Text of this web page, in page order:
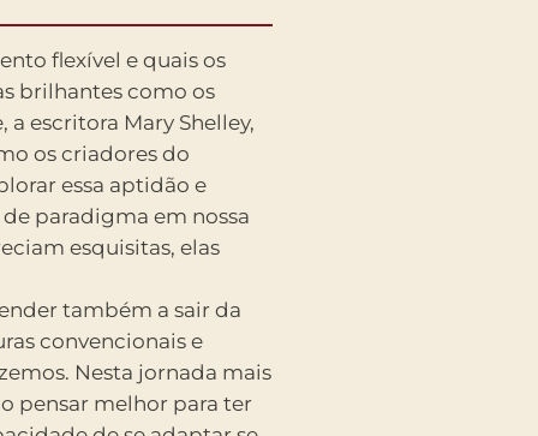
flexível e quais os
brilhantes como os
a escritora Mary Shelley,
os criadores do
essa aptidão e
paradigma em nossa
esquisitas, elas
também a sair da
convencionais e
Nesta jornada mais
pensar melhor para ter